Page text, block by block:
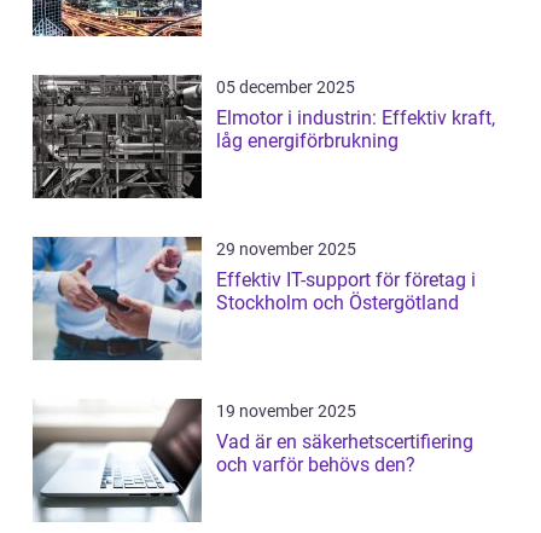
05 december 2025
Elmotor i industrin: Effektiv kraft,
låg energiförbrukning
29 november 2025
Effektiv IT-support för företag i
Stockholm och Östergötland
19 november 2025
Vad är en säkerhetscertifiering
och varför behövs den?